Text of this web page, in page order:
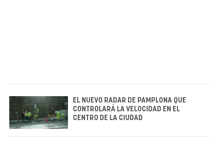
EL NUEVO RADAR DE PAMPLONA QUE
CONTROLARÁ LA VELOCIDAD EN EL
CENTRO DE LA CIUDAD